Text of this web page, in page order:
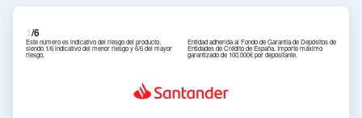
1/6
Este número es indicativo del riesgo del producto,
siendo 1/6 indicativo del menor riesgo y 6/6 del mayor
riesgo.
Entidad adherida al Fondo de Garantía de Depósitos de
Entidades de Crédito de España. Importe máximo
garantizado de 100.000€ por depositante.